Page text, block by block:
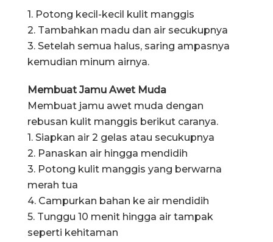
1. Potong kecil-kecil kulit manggis
2. Tambahkan madu dan air secukupnya
3. Setelah semua halus, saring ampasnya
kemudian minum airnya.
Membuat Jamu Awet Muda
Membuat jamu awet muda dengan
rebusan kulit manggis berikut caranya.
1. Siapkan air 2 gelas atau secukupnya
2. Panaskan air hingga mendidih
3. Potong kulit manggis yang berwarna
merah tua
4. Campurkan bahan ke air mendidih
5. Tunggu 10 menit hingga air tampak
seperti kehitaman